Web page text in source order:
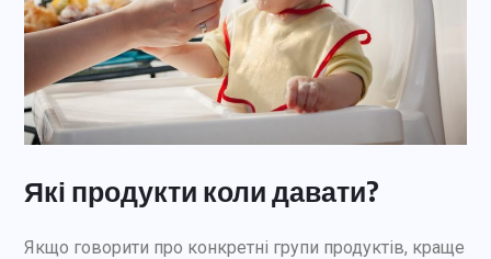
Які продукти коли давати?
Якщо говорити про конкретні групи продуктів, краще